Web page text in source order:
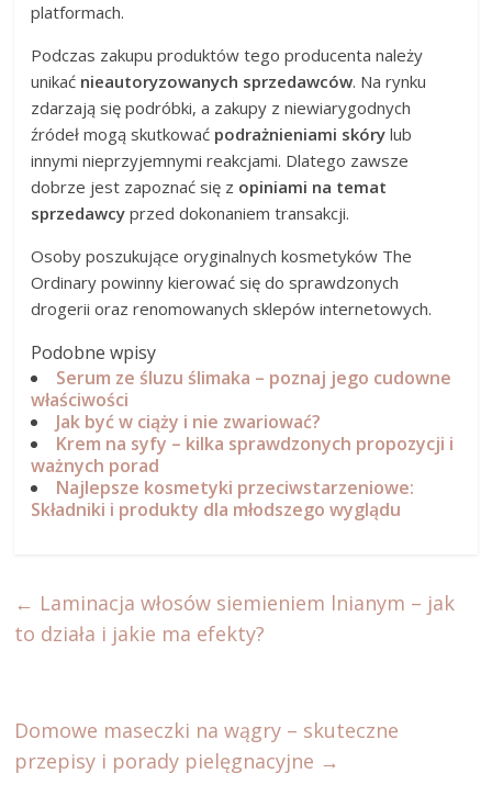
platformach.
Podczas zakupu produktów tego producenta należy
unikać nieautoryzowanych sprzedawców. Na rynku
zdarzają się podróbki, a zakupy z niewiarygodnych
źródeł mogą skutkować podrażnieniami skóry lub
innymi nieprzyjemnymi reakcjami. Dlatego zawsze
dobrze jest zapoznać się z opiniami na temat
sprzedawcy przed dokonaniem transakcji.
Osoby poszukujące oryginalnych kosmetyków The
Ordinary powinny kierować się do sprawdzonych
drogerii oraz renomowanych sklepów internetowych.
Podobne wpisy
Serum ze śluzu ślimaka – poznaj jego cudowne
właściwości
Jak być w ciąży i nie zwariować?
Krem na syfy – kilka sprawdzonych propozycji i
ważnych porad
Najlepsze kosmetyki przeciwstarzeniowe:
Składniki i produkty dla młodszego wyglądu
← Laminacja włosów siemieniem lnianym – jak
to działa i jakie ma efekty?
Domowe maseczki na wągry – skuteczne
przepisy i porady pielęgnacyjne →